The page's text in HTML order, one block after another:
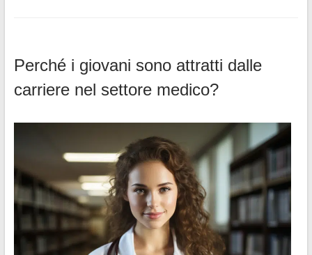
Perché i giovani sono attratti dalle
carriere nel settore medico?